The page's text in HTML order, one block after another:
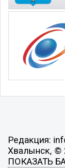
Редакция:
Хвалынск, ©
ПОКАЗАТЬ